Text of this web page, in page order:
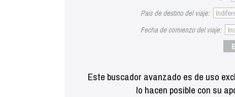
Este buscador avanzado es de uso
lo hacen posible con su